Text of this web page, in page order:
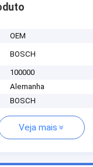
OEM
BOSCH
100000
Alemanha
BOSCH
Veja mais